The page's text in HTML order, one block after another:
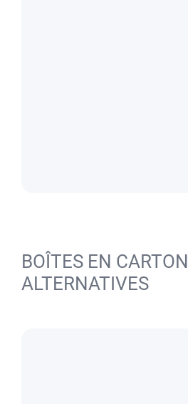
BOÎTES EN CARTON
ALTERNATIVES